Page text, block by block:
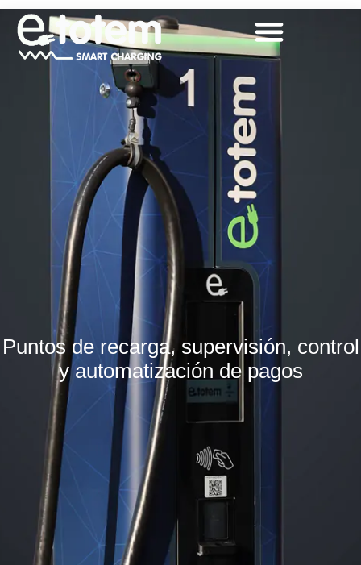
Soluciones de
recarga para
vehículos
eléctricos
Puntos de recarga, supervisión, control
y automatización de pagos